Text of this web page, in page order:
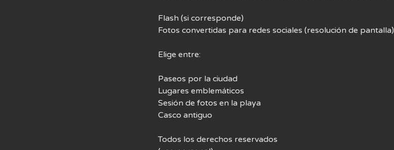
Flash (si corresponde)
Fotos convertidas para redes sociales (resolución de pantalla)
Elige entre:
Paseos por la ciudad
Lugares emblemáticos
Sesión de fotos en la playa
Casco antiguo
Todos los derechos reservados